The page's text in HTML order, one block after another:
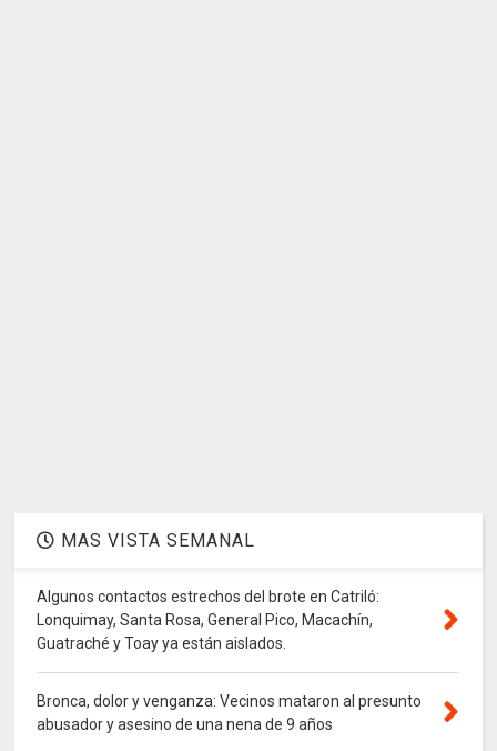
MAS VISTA SEMANAL
Algunos contactos estrechos del brote en Catriló:
Lonquimay, Santa Rosa, General Pico, Macachín,
Guatraché y Toay ya están aislados.
Bronca, dolor y venganza: Vecinos mataron al presunto
abusador y asesino de una nena de 9 años